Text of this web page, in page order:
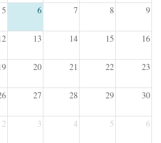
5 6 7 8 9
13 14 15 16
20 21 22 23
27 28 29 30
2 3 4 5 6